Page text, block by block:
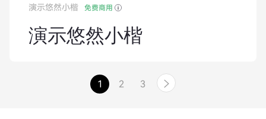
演示悠然小楷 免费商用
演示悠然小楷
1 2 3 